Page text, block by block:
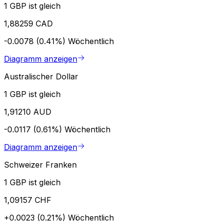
1 GBP ist gleich
1,88259 CAD
-0.0078 (0.41%) Wöchentlich
Diagramm anzeigen
Australischer Dollar
1 GBP ist gleich
1,91210 AUD
-0.0117 (0.61%) Wöchentlich
Diagramm anzeigen
Schweizer Franken
1 GBP ist gleich
1,09157 CHF
+0.0023 (0.21%) Wöchentlich